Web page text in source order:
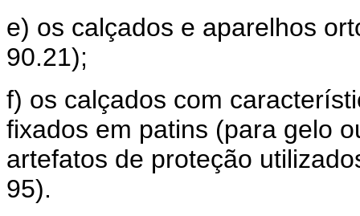
e) os calçados e aparelhos
90.21);
f) os calçados com
fixados em patins (para gelo
artefatos de proteção
95).